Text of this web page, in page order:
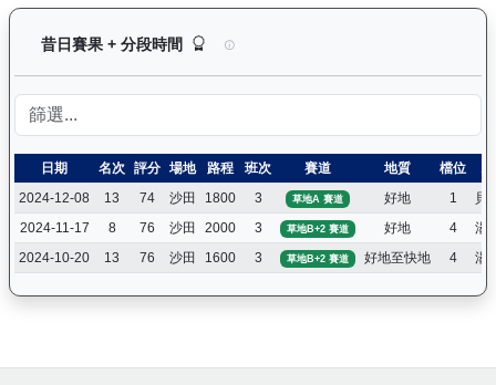
昔日賽果 + 分段時間 有誰共鳴（J367）— 昔日賽果及分
日期 名次 評分 場地 路程 班次 賽道 地質 檔位
2024-12-08
13 74 沙田 1800 3 草地A 賽道 好地 1
貝
2024-11-17
8 76 沙田 2000 3 草地B+2 賽道 好地 4
湯
2024-10-20
13 76 沙田 1600 3 草地B+2 賽道 好地至快地 4 湯